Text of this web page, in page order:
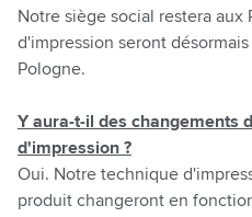
Notre siège social restera aux
d'impression seront
Pologne.
Y aura-t-il des changements
d'impression ?
Oui. Notre technique
produit changeront en